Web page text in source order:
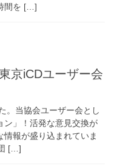
間を […]
iCDユーザー会
。当協会ユーザー会とし
ン」！活発な意見交換が
報が盛り込まれていま
[…]